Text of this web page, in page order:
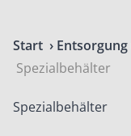
Start ›
Spezialbehälter
Spezialbehälter